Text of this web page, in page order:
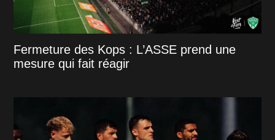
Fermeture des Kops : L’ASSE prend une
mesure qui fait réagir